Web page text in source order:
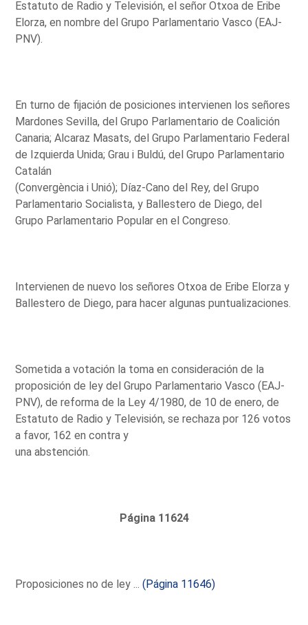
Estatuto de Radio y Televisión, el señor Otxoa de Eribe
Elorza, en nombre del Grupo Parlamentario Vasco (EAJ-
PNV).
En turno de fijación de posiciones intervienen los señores
Mardones Sevilla, del Grupo Parlamentario de Coalición
Canaria; Alcaraz Masats, del Grupo Parlamentario Federal
de Izquierda Unida; Grau i Buldú, del Grupo Parlamentario
Catalán
(Convergència i Unió); Díaz-Cano del Rey, del Grupo
Parlamentario Socialista, y Ballestero de Diego, del
Grupo Parlamentario Popular en el Congreso.
Intervienen de nuevo los señores Otxoa de Eribe Elorza y
Ballestero de Diego, para hacer algunas puntualizaciones.
Sometida a votación la toma en consideración de la
proposición de ley del Grupo Parlamentario Vasco (EAJ-
PNV), de reforma de la Ley 4/1980, de 10 de enero, de
Estatuto de Radio y Televisión, se rechaza por 126 votos
a favor, 162 en contra y
una abstención.
Página 11624
Proposiciones no de ley ...(Página 11646)